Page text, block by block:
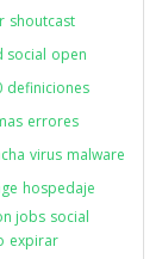
shoutcast
social open
definiciones
errores
virus malware
hospedaje
jobs social
expirar